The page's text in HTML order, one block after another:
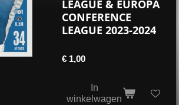
LEAGUE & EUROPA
CONFERENCE
LEAGUE 2023-2024
€ 1,00
In
winkelwagen